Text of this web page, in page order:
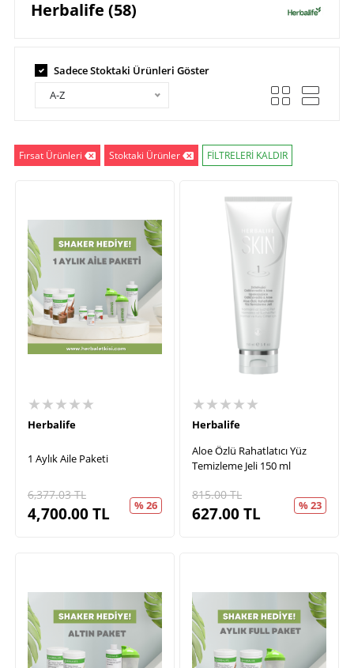
Herbalife (58)
Sadece Stoktaki Ürünleri Göster
A-Z
Fırsat Ürünleri Stoktaki Ürünler FİLTRELERİ KALDIR
★★★★★
Herbalife
1 Aylık Aile Paketi
6,377.03TL
4,700.00TL % 26
★★★★★
Herbalife
Aloe Özlü Rahatlatıcı Yüz
Temizleme Jeli 150 ml
815.00TL
627.00TL % 23